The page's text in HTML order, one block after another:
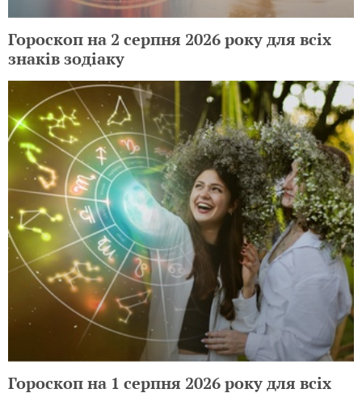
Гороскоп на 2 серпня 2026 року для всіх
знаків зодіаку
Гороскоп на 1 серпня 2026 року для всіх